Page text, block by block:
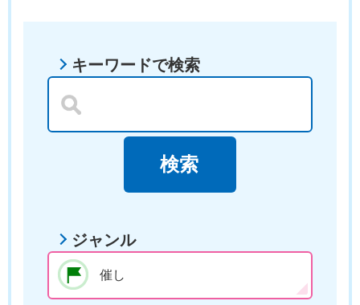
キーワードで検索
ジャンル
催し